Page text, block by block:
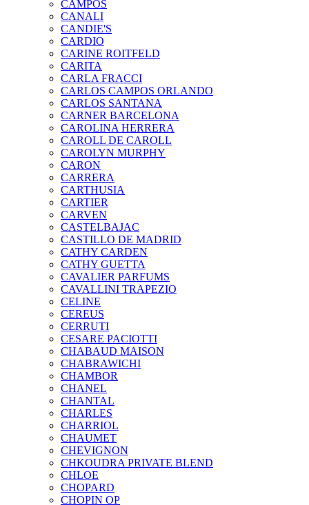
CAMPOS
CANALI
CANDIE'S
CARDIO
CARINE ROITFELD
CARITA
CARLA FRACCI
CARLOS CAMPOS ORLANDO
CARLOS SANTANA
CARNER BARCELONA
CAROLINA HERRERA
CAROLL DE CAROLL
CAROLYN MURPHY
CARON
CARRERA
CARTHUSIA
CARTIER
CARVEN
CASTELBAJAC
CASTILLO DE MADRID
CATHY CARDEN
CATHY GUETTA
CAVALIER PARFUMS
CAVALLINI TRAPEZIO
CELINE
CEREUS
CERRUTI
CESARE PACIOTTI
CHABAUD MAISON
CHABRAWICHI
CHAMBOR
CHANEL
CHANTAL
CHARLES
CHARRIOL
CHAUMET
CHEVIGNON
CHKOUDRA PRIVATE BLEND
CHLOE
CHOPARD
CHOPIN OP